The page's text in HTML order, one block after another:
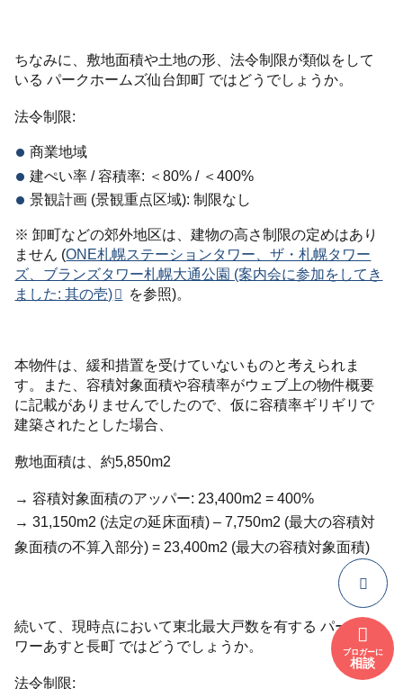
ちなみに、敷地面積や土地の形、法令制限が類似をして
いる パークホームズ仙台卸町 ではどうでしょうか。
法令制限:
商業地域
建ぺい率 / 容積率: ＜80% / ＜400%
景観計画 (景観重点区域): 制限なし
※ 卸町などの郊外地区は、建物の高さ制限の定めはあり
ません (ONE札幌ステーションタワー、ザ・札幌タワー
ズ、ブランズタワー札幌大通公園 (案内会に参加をしてき
ました: 其の壱)
を参照)。
本物件は、緩和措置を受けていないものと考えられま
す。また、容積対象面積や容積率がウェブ上の物件概要
に記載がありませんでしたので、仮に容積率ギリギリで
建築されたとした場合、
敷地面積は、約5,850m2
→ 容積対象面積のアッパー: 23,400m2 = 400%
→ 31,150m2 (法定の延床面積) – 7,750m2 (最大の容積対
象面積の不算入部分) = 23,400m2 (最大の容積対象面積)
続いて、現時点において東北最大戸数を有する パークタ
ワーあすと長町 ではどうでしょうか。
法令制限:
ブロガーに
相談